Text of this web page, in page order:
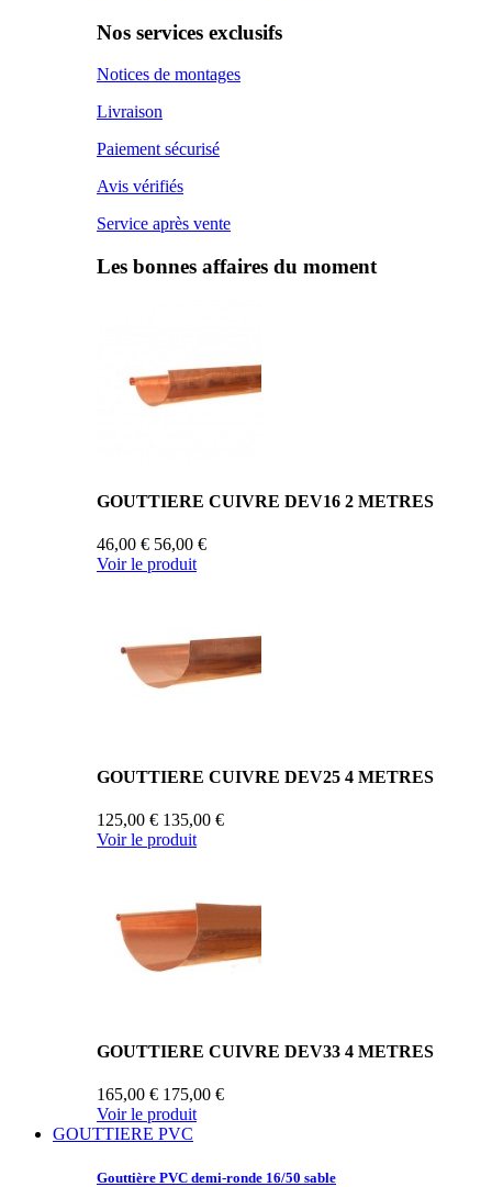
Nos services exclusifs
Notices de montages
Livraison
Paiement sécurisé
Avis vérifiés
Service après vente
Les bonnes affaires du moment
GOUTTIERE CUIVRE DEV16 2 METRES
46,00 € 56,00 €
Voir le produit
GOUTTIERE CUIVRE DEV25 4 METRES
125,00 € 135,00 €
Voir le produit
GOUTTIERE CUIVRE DEV33 4 METRES
165,00 € 175,00 €
Voir le produit
GOUTTIERE PVC
Gouttière PVC demi-ronde 16/50 sable